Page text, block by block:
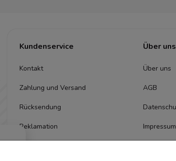
Kundenservice
Kontakt
Zahlung und Versand
Rücksendung
Reklamation
Über
Über uns
AGB
Impressum